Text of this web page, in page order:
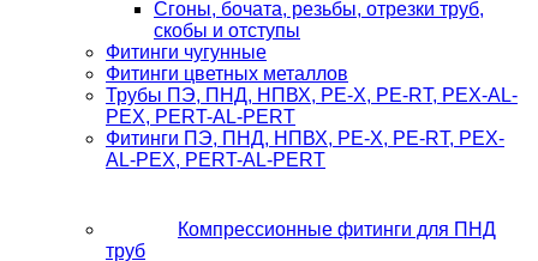
Сгоны, бочата, резьбы, отрезки труб,
скобы и отступы
Фитинги чугунные
Фитинги цветных металлов
Трубы ПЭ, ПНД, НПВХ, PE-X, PE-RT, PEX-AL-
PEX, PERT-AL-PERT
Фитинги ПЭ, ПНД, НПВХ, PE-X, PE-RT, PEX-
AL-PEX, PERT-AL-PERT
Компрессионные фитинги для ПНД
труб